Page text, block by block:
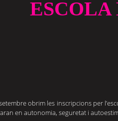
ESCOLA
obrim les inscripcions per
en autonomia, seguretat i